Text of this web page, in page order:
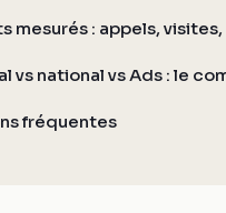
mesurés : appels,
vs national vs Ads : le
fréquentes